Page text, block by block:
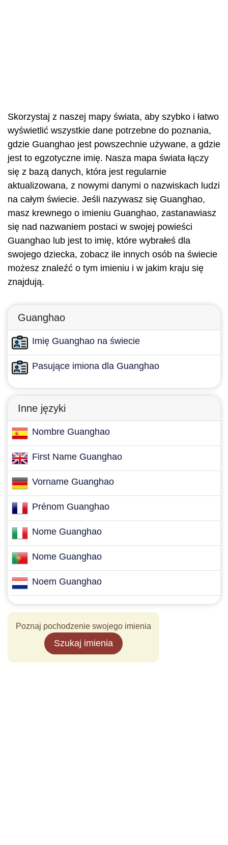
Skorzystaj z naszej mapy świata, aby szybko i łatwo
wyświetlić wszystkie dane potrzebne do poznania,
gdzie Guanghao jest powszechnie używane, a gdzie
jest to egzotyczne imię. Nasza mapa świata łączy
się z bazą danych, która jest regularnie
aktualizowana, z nowymi danymi o nazwiskach ludzi
na całym świecie. Jeśli nazywasz się Guanghao,
masz krewnego o imieniu Guanghao, zastanawiasz
się nad nazwaniem postaci w swojej powieści
Guanghao lub jest to imię, które wybrałeś dla
swojego dziecka, zobacz ile innych osób na świecie
możesz znaleźć o tym imieniu i w jakim kraju się
znajdują.
Guanghao
Imię Guanghao na świecie
Pasujące imiona dla Guanghao
Inne języki
Nombre Guanghao
First Name Guanghao
Vorname Guanghao
Prénom Guanghao
Nome Guanghao
Nome Guanghao
Noem Guanghao
Poznaj pochodzenie swojego imienia
Szukaj imienia